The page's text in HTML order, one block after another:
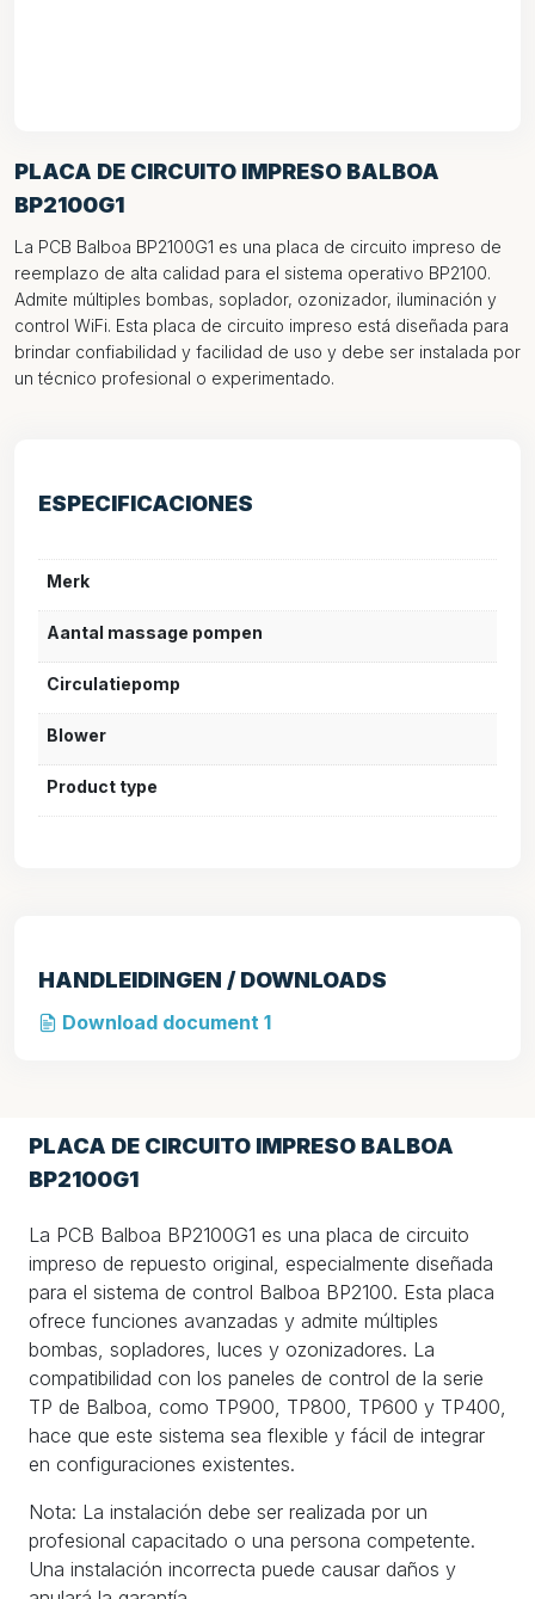
PLACA DE CIRCUITO IMPRESO BALBOA
BP2100G1
La PCB Balboa BP2100G1 es una placa de circuito impreso de
reemplazo de alta calidad para el sistema operativo BP2100.
Admite múltiples bombas, soplador, ozonizador, iluminación y
control WiFi. Esta placa de circuito impreso está diseñada para
brindar confiabilidad y facilidad de uso y debe ser instalada por
un técnico profesional o experimentado.
ESPECIFICACIONES
Merk
Aantal massage pompen
Circulatiepomp
Blower
Product type
HANDLEIDINGEN / DOWNLOADS
Download document 1
PLACA DE CIRCUITO IMPRESO BALBOA
BP2100G1
La PCB Balboa BP2100G1 es una placa de circuito
impreso de repuesto original, especialmente diseñada
para el sistema de control Balboa BP2100. Esta placa
ofrece funciones avanzadas y admite múltiples
bombas, sopladores, luces y ozonizadores. La
compatibilidad con los paneles de control de la serie
TP de Balboa, como TP900, TP800, TP600 y TP400,
hace que este sistema sea flexible y fácil de integrar
en configuraciones existentes.
Nota: La instalación debe ser realizada por un
profesional capacitado o una persona competente.
Una instalación incorrecta puede causar daños y